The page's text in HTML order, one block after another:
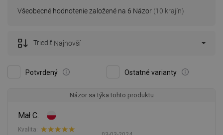
Všeobecné hodnotenie založené na 6 Názor (10 krajín)
Potvrdený Ostatné varianty
Triediť:Najnovší
Názor sa týka tohto produktu
Mał C.
Kvalita: